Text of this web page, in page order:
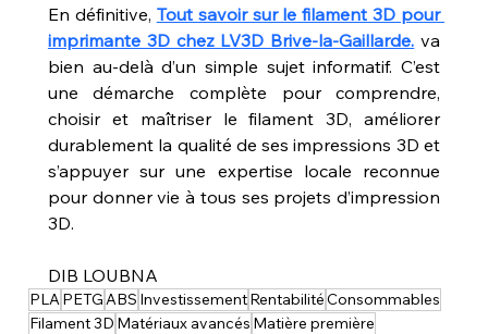
En définitive, Tout savoir sur le filament 3D pour
imprimante 3D chez LV3D Brive-la-Gaillarde. va
bien au-delà d’un simple sujet informatif. C’est
une démarche complète pour comprendre,
choisir et maîtriser le filament 3D, améliorer
durablement la qualité de ses impressions 3D et
s’appuyer sur une expertise locale reconnue
pour donner vie à tous ses projets d’impression
3D.
DIB LOUBNA
PLAPETGABS InvestissementRentabilitéConsommables
Filament 3D Matériaux avancés Matière première